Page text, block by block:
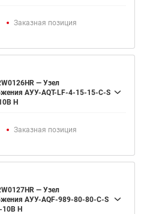
Заказная позиция
— Узел
АУУ-AQT-LF-4-15-15-C-S
H
Заказная позиция
— Узел
АУУ-AQF-989-80-80-C-S
10В H